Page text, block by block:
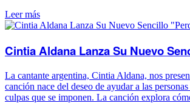
Leer más
Cintia Aldana Lanza Su Nuevo
La cantante argentina, Cintia Aldana, nos
canción nace del deseo de ayudar a las
culpas que se imponen. La canción explora